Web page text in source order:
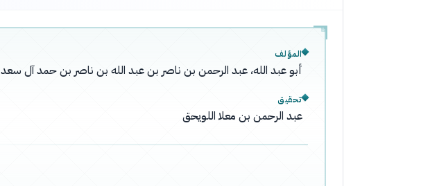
المؤلف
أبو عبد الله، عبد الرحمن بن ناصر بن عبد الله بن ناصر بن حمد آل
تحقيق
عبد الرحمن بن معلا اللويحق